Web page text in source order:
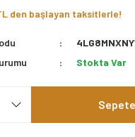
den başlayan taksitlerle!
Stokta Var